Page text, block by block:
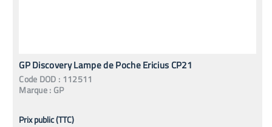
GP Discovery Lampe de Poche Ericius CP21
Code DOD : 112511
Marque : GP
Prix public (TTC)